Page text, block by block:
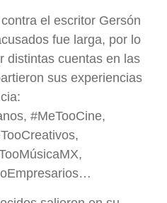
el escritor Gersón
fue larga, por lo
distintas cuentas en las
sus experiencias
#MeTooCine,